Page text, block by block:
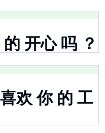
开心 吗 ？
欢 你 的 工